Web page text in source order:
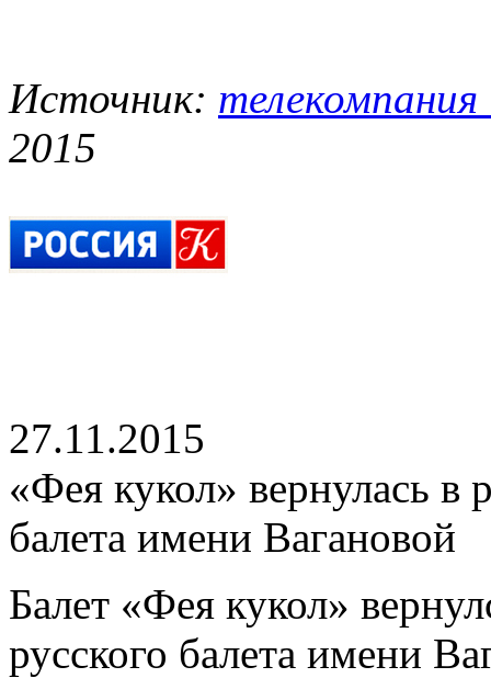
Источник:
2015
27.11.2015
«Фея кукол» вернулась в
балета имени Вагановой
Балет «Фея кукол»
русского балета имени